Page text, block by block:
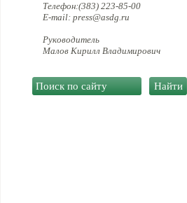
Телефон:(383) 223-85-00
E-mail: press@asdg.ru
Руководитель
Малов Кирилл Владимирович